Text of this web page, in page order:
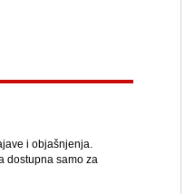
i objašnjenja.
dostupna samo za